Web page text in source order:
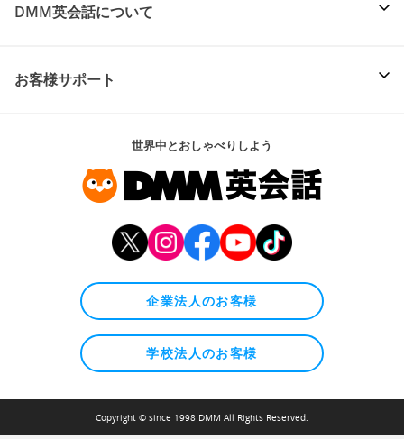
DMM英会話について
お客様サポート
世界中とおしゃべりしよう
企業法人のお客様
学校法人のお客様
Copyright © since 1998 DMM All Rights Reserved.